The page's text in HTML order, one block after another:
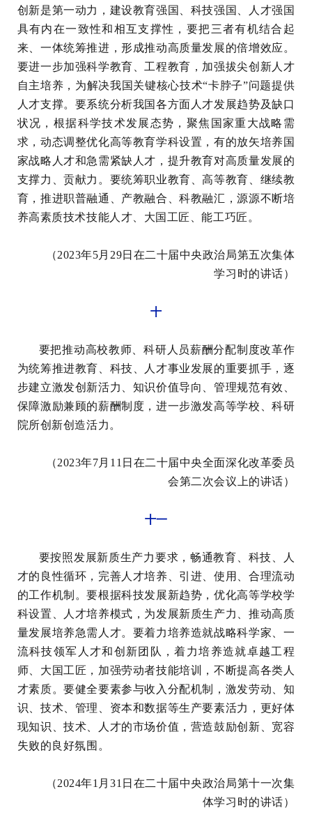
创新是第一动力，建设教育强国、科技强国、人才强国
具有内在一致性和相互支撑性，要把三者有机结合起
来、一体统筹推进，形成推动高质量发展的倍增效应。
要进一步加强科学教育、工程教育，加强拔尖创新人才
自主培养，为解决我国关键核心技术“卡脖子”问题提供
人才支撑。要系统分析我国各方面人才发展趋势及缺口
状况，根据科学技术发展态势，聚焦国家重大战略需
求，动态调整优化高等教育学科设置，有的放矢培养国
家战略人才和急需紧缺人才，提升教育对高质量发展的
支撑力、贡献力。要统筹职业教育、高等教育、继续教
育，推进职普融通、产教融合、科教融汇，源源不断培
养高素质技术技能人才、大国工匠、能工巧匠。
（2023年5月29日在二十届中央政治局第五次集体
学习时的讲话）
十
要把推动高校教师、科研人员薪酬分配制度改革作
为统筹推进教育、科技、人才事业发展的重要抓手，逐
步建立激发创新活力、知识价值导向、管理规范有效、
保障激励兼顾的薪酬制度，进一步激发高等学校、科研
院所创新创造活力。
（2023年7月11日在二十届中央全面深化改革委员
会第二次会议上的讲话）
十一
要按照发展新质生产力要求，畅通教育、科技、人
才的良性循环，完善人才培养、引进、使用、合理流动
的工作机制。要根据科技发展新趋势，优化高等学校学
科设置、人才培养模式，为发展新质生产力、推动高质
量发展培养急需人才。要着力培养造就战略科学家、一
流科技领军人才和创新团队，着力培养造就卓越工程
师、大国工匠，加强劳动者技能培训，不断提高各类人
才素质。要健全要素参与收入分配机制，激发劳动、知
识、技术、管理、资本和数据等生产要素活力，更好体
现知识、技术、人才的市场价值，营造鼓励创新、宽容
失败的良好氛围。
（2024年1月31日在二十届中央政治局第十一次集
体学习时的讲话）